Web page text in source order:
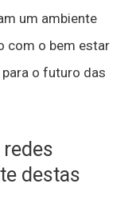
um ambiente
com o bem estar
o futuro das
destas